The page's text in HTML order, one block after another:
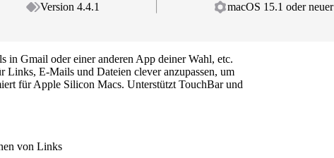
Version 4.4.1 macOS 15.1 oder neuer
Gmail oder einer anderen App deiner Wahl, etc.
E-Mails und Dateien clever anzupassen, um
für Apple Silicon Macs. Unterstützt TouchBar und
von Links